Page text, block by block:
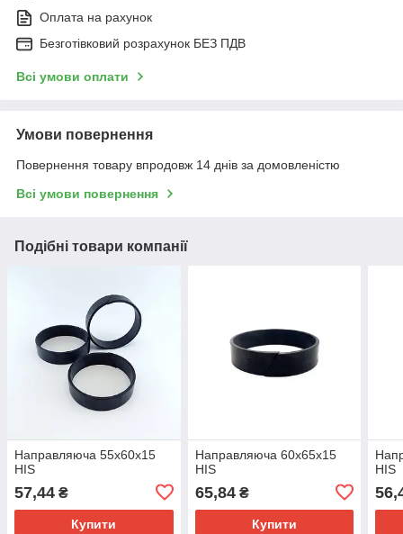
Оплата на рахунок
Безготівковий розрахунок БЕЗ ПДВ
Всі умови оплати
Умови повернення
Повернення товару впродовж 14 днів за домовленістю
Всі умови повернення
Подібні товари компанії
Направляюча 55х60х15
HIS
57,44 ₴
Купити
Направляюча 60х65х15
HIS
65,84₴
Купити
HIS